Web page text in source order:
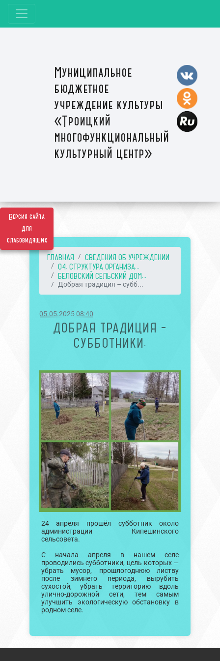
Версия сайта
для
слабовидящих
Муниципальное
бюджетное
учреждение культуры
«Троицкий
многофункциональный
культурный центр»
ГЛАВНАЯ
СВЕДЕНИЯ ОБ УЧРЕЖДЕНИИ
04. СТРУКТУРА ОРГАНИЗА...
БЕЛОВСКИЙ СЕЛЬСКИЙ ДОМ...
Добрая традиция – субб...
05.05.2025 08:40
ДОБРАЯ ТРАДИЦИЯ –
СУББОТНИКИ.
24 апреля прошёл субботник около
администрации Кипешинского
сельсовета.
С начала апреля в нашем селе
проводились субботники, цель которых —
убрать мусор, прошлогоднюю листву
после зимнего периода, вырубить
сухостой, убрать территорию вдоль
улично-дорожной сети, тем самым
улучшить экологическую обстановку в
родном селе.